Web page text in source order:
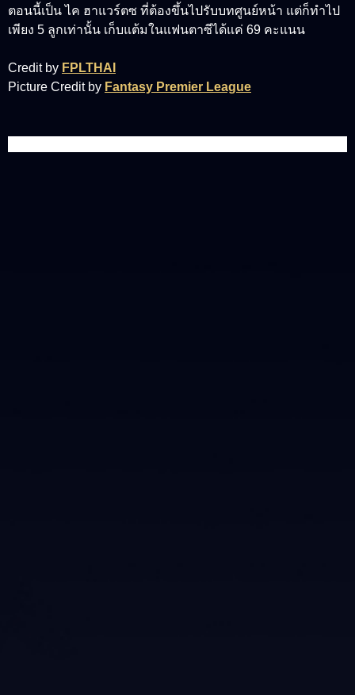
ตอนนี้เป็น ไค ฮาแวร์ตซ ที่ต้องขึ้นไปรับบทศูนย์หน้า แต่ก็ทำไป
เพียง 5 ลูกเท่านั้น เก็บแต้มในแฟนตาซีได้แค่ 69 คะแนน
Credit by FPLTHAI
Picture Credit by Fantasy Premier League